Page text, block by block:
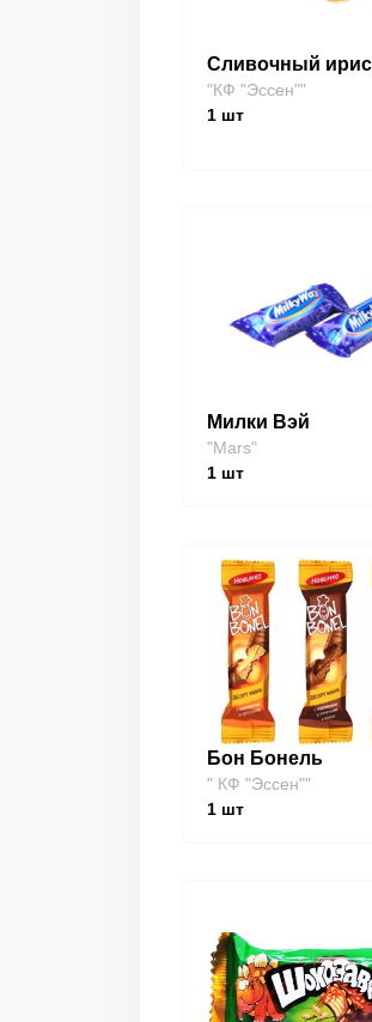
Сливочный ирис
"КФ "Эссен""
1 шт
Милки Вэй
"Mars"
1 шт
Бон Бонель
" КФ "Эссен""
1 шт